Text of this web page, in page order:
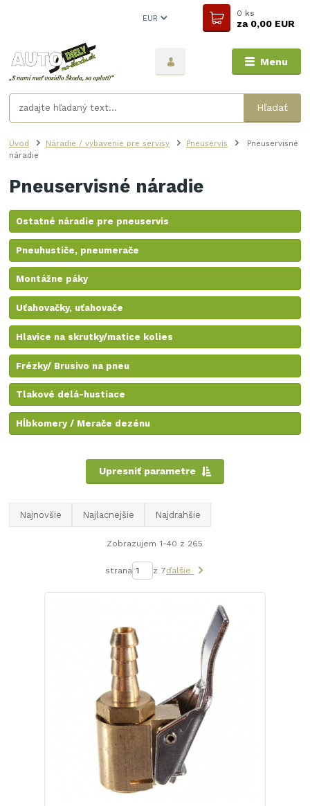
Menu
EUR
Hľadať
0 ks
za0,00 EUR
Úvod Náradie / vybavenie pre servisy Pneuservis
Pneuservisné
náradie
Pneuservisné náradie
Ostatné náradie pre pneuservis
Pneuhustiče, pneumerače
Montážne páky
Uťahovačky, uťahovače
Hlavice na skrutky/matice kolies
Frézky/ Brusivo na pneu
Tlakové delá-hustiace
Hĺbkomery / Merače dezénu
Upresniť parametre
Najnovšie Najlacnejšie Najdrahšie
Zobrazujem 1-40 z 265
strana z 7ďalšie